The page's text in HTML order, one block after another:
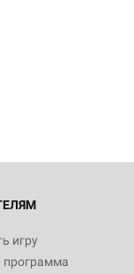
игру
программа